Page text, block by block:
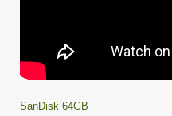
SanDisk 64GB